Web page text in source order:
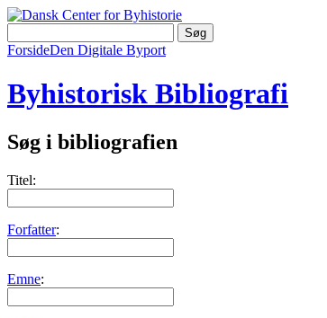
ForsideDen Digitale Byport
Byhistorisk Bibliografi
Søg i bibliografien
Titel:
Forfatter:
Emne: